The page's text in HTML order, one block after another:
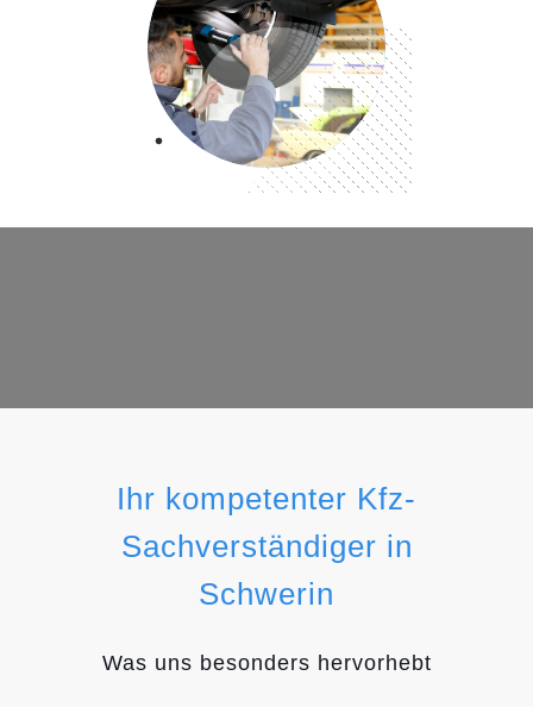
Ihr kompetenter Kfz-
Sachverständiger in
Schwerin
Was uns besonders hervorhebt